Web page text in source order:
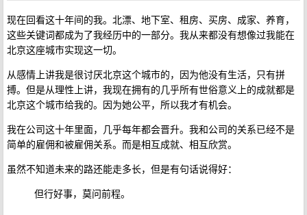
现在回看这十年间的我。北漂、地下室、租房、买房、成家、养育，
这些关键词都成为了我经历中的一部分。我从来都没有想像过我能在
北京这座城市实现这一切。
从感情上讲我是很讨厌北京这个城市的，因为他没有生活，只有拼
搏。但是从理性上讲，我现在拥有的几乎所有世俗意义上的成就都是
北京这个城市给我的。因为她公平，所以我才有机会。
我在公司这十年里面，几乎每年都会晋升。我和公司的关系已经不是
简单的雇佣和被雇佣关系。而是相互成就、相互欣赏。
虽然不知道未来的路还能走多长，但是有句话说得好：
但行好事，莫问前程。